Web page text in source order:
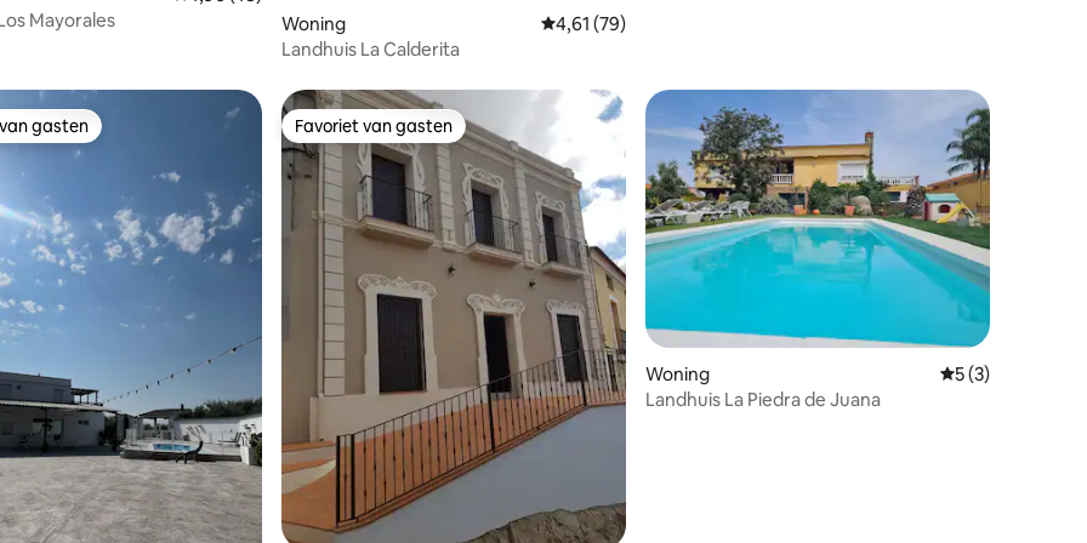
Mayorales
Woning Gemiddelde beoordeling van 4,61 uit 5, 79 recensies
4,61 (79)
Landhuis La Calderita
van 5 uit 5, 4 recensies
gasten
gasten Favoriet van gasten
Favoriet van gasten
Woning Gemiddelde
5 (3)
Landhuis La Piedra de Juana